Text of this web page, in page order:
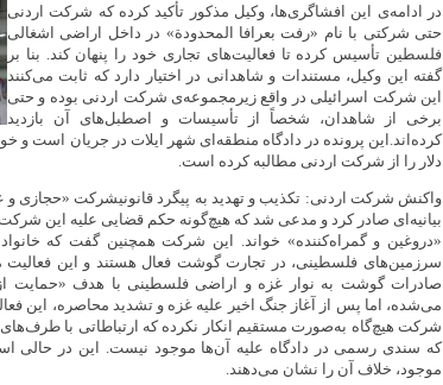
در ادامه‌ی این افشاگری‌ها، وکیل مذکور تأکید کرده که شرکت اردنی
حتی شرکتی با نام «رفت بعرافا المحدودة» در داخل اراضی اشغالی
فلسطین تأسیس کرده تا فعالیت‌های تجاری خود را پنهان کند. بنا بر
گفته این وکیل، مستندات و شاهدانی در اختیار دارد که ثابت می‌کنند
این شرکت اسرائیلی در واقع زیرمجموعه‌ی شرکت اردنی بوده و حتی
برخی از شاهدان، شخصاً از تأسیسات و اصطبل‌های آن بازدید
دلار را از شرکت اردنی مطالبه کرده است.
واکنش شرکت اردنی: تکذیب و تهدید به پیگرد قانونیشرکت «حجازی و
بیانیه‌ای صادر کرد و مدعی شد که هیچ‌گونه حکم قضایی علیه این
«دروغین و گمراه‌کننده» خواند. این شرکت همچنین گفت که
سرزمین‌های فلسطینی، در تجارت گوشت فعال هستند و این فعالیت
صادرات گوشت به نوار غزه و اراضی فلسطینی با هدف «حمایت از
می‌شده، اما پس از آغاز جنگ اخیر علیه غزه و تشدید محاصره، این
شرکت هیچ‌گاه به‌صورت مستقیم انکار نکرده که ارتباطاتی با طرف‌های
که سندی رسمی در دادگاه علیه آن‌ها موجود نیست. این در حالی
موجود، خلاف آن را نشان می‌دهند.